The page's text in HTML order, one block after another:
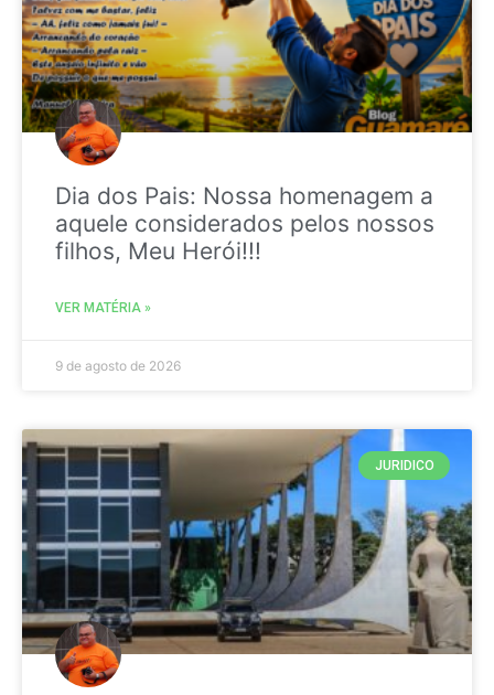
Dia dos Pais: Nossa homenagem a
aquele considerados pelos nossos
filhos, Meu Herói!!!
VER MATÉRIA »
9 de agosto de 2026
JURIDICO